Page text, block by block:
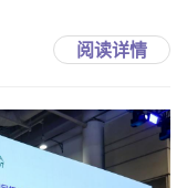
阅读详情